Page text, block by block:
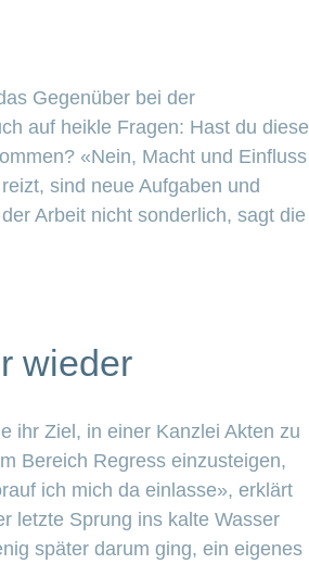
Gegenüber bei der
auf heikle Fragen: Hast du diese
«Nein, Macht und Einfluss
sind neue Aufgaben und
Arbeit nicht sonderlich, sagt die
wieder
ihr Ziel, in einer Kanzlei Akten zu
Bereich Regress einzusteigen,
ich mich da einlasse», erklärt
letzte Sprung ins kalte Wasser
später darum ging, ein eigenes